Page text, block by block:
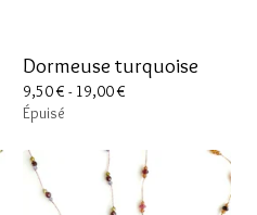
Dormeuse turquoise
9,50€ - 19,00€
Épuisé